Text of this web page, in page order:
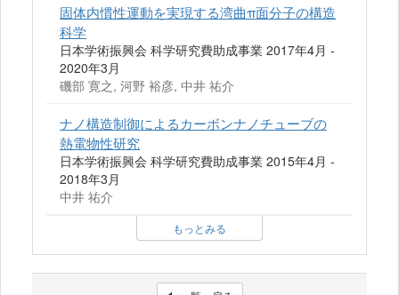
固体内慣性運動を実現する湾曲π面分子の構造
科学
日本学術振興会 科学研究費助成事業 2017年4月 -
2020年3月
磯部 寛之, 河野 裕彦, 中井 祐介
ナノ構造制御によるカーボンナノチューブの
熱電物性研究
日本学術振興会 科学研究費助成事業 2015年4月 -
2018年3月
中井 祐介
もっとみる